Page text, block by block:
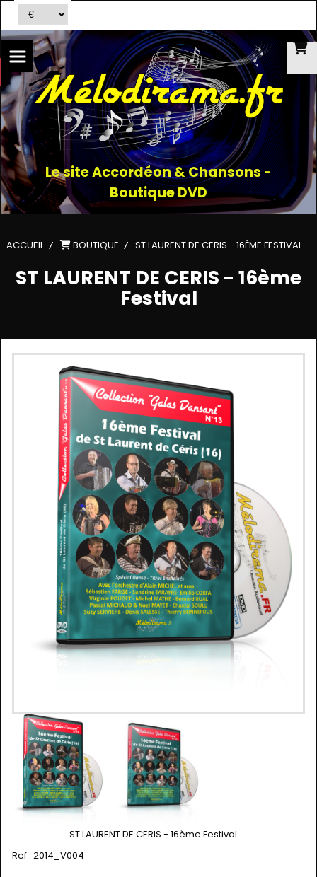
Le site Accordéon & Chansons -
Boutique DVD
ACCUEIL BOUTIQUE ST LAURENT DE CERIS - 16ÈME FESTIVAL
ST LAURENT DE CERIS - 16ème
Festival
ST LAURENT DE CERIS - 16ème Festival
Ref : 2014_V004